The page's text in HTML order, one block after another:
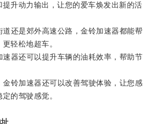
提升动力输出，让您的爱车焕发出新的活
还是郊外高速公路，金铃加速器都能帮
轻松地超车。
器还可以提升车辆的油耗效率，帮助节
铃加速器还可以改善驾驶体验，让您感
的驾驶感觉。